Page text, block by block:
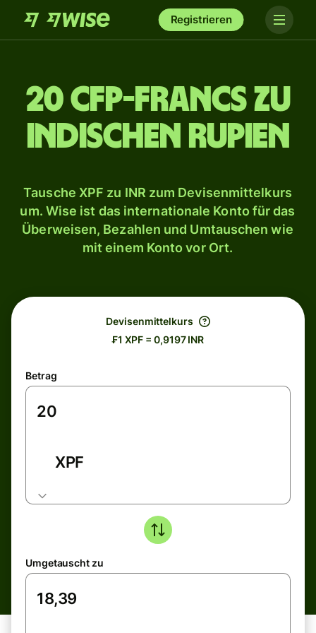
Registrieren
20 CFP-Francs zu
indischen Rupien
Tausche XPF zu INR zum Devisenmittelkurs
um. Wise ist das internationale Konto für das
Überweisen, Bezahlen und Umtauschen wie
mit einem Konto vor Ort.
Devisenmittelkurs
₣1 XPF = 0,9197 INR
Betrag
XPF
Umgetauscht zu